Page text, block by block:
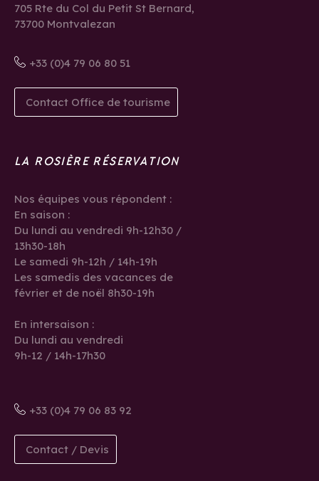
705 Rte du Col du Petit St Bernard,
73700 Montvalezan
+33 (0)4 79 06 80 51
Contact Office de tourisme
LA ROSIÈRE RÉSERVATION
Nos équipes vous répondent :
En saison :
Du lundi au vendredi 9h-12h30 /
13h30-18h
Le samedi 9h-12h / 14h-19h
Les samedis des vacances de
février et de noël 8h30-19h
En intersaison :
Du lundi au vendredi
9h-12 / 14h-17h30
+33 (0)4 79 06 83 92
Contact / Devis